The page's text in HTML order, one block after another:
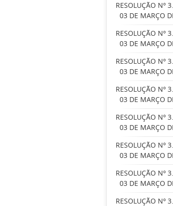
RESOLUÇÃO Nº
03 DE MARÇO
RESOLUÇÃO Nº
03 DE MARÇO
RESOLUÇÃO Nº
03 DE MARÇO
RESOLUÇÃO Nº
03 DE MARÇO
RESOLUÇÃO Nº
03 DE MARÇO
RESOLUÇÃO Nº
03 DE MARÇO
RESOLUÇÃO Nº
03 DE MARÇO
RESOLUÇÃO Nº